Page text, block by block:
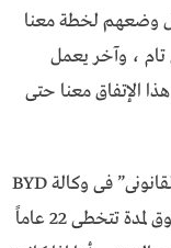
، وذلك فى مقابل وضعهم لخطة معنا
تام ، وآخر يعمل
الإتفاق معنا حتى
ونحن بدورنا بمجموعة الأمل نحتفظ بحقنا “القانونى” فى وكالة BYD
بمصر وخاصة مع إستثمارتنا التى قدمنها بالسوق لمدة تتخطى 22 عاماً